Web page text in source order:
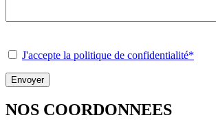
J'accepte la politique de confidentialité*
NOS COORDONNEES